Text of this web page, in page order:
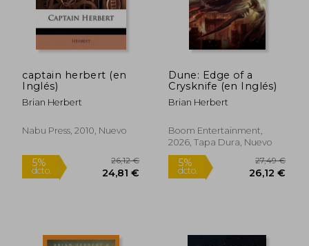
dcto. 15,86 € dcto.
captain herbert (en
Inglés)
Brian Herbert
Nabu Press, 2010, Nuevo
Dune: Edge of a
Crysknife (en Inglés)
Brian Herbert
Boom Entertainment,
2026, Tapa Dura, Nuevo